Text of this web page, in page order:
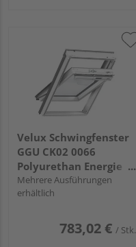
Velux Schwingfenster
GGU CK02 0066
Polyurethan Energie
PLUS Alu 55x78
Mehrere Ausführungen
erhältlich
783,02 € / Stk.